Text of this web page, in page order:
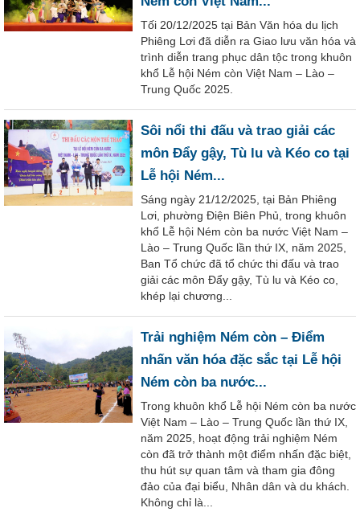
Tối 20/12/2025 tại Bản Văn hóa du lịch
Phiêng Lơi đã diễn ra Giao lưu văn hóa và
trình diễn trang phục dân tộc trong khuôn
khổ Lễ hội Ném còn Việt Nam – Lào –
Trung Quốc 2025.
Sôi nổi thi đấu và trao giải các
môn Đẩy gậy, Tù lu và Kéo co tại
Lễ hội Ném...
Sáng ngày 21/12/2025, tại Bản Phiêng
Lơi, phường Điện Biên Phủ, trong khuôn
khổ Lễ hội Ném còn ba nước Việt Nam –
Lào – Trung Quốc lần thứ IX, năm 2025,
Ban Tổ chức đã tổ chức thi đấu và trao
giải các môn Đẩy gậy, Tù lu và Kéo co,
khép lại chương...
Trải nghiệm Ném còn – Điểm
nhấn văn hóa đặc sắc tại Lễ hội
Ném còn ba nước...
Trong khuôn khổ Lễ hội Ném còn ba nước
Việt Nam – Lào – Trung Quốc lần thứ IX,
năm 2025, hoạt động trải nghiệm Ném
còn đã trở thành một điểm nhấn đặc biệt,
thu hút sự quan tâm và tham gia đông
đảo của đại biểu, Nhân dân và du khách.
Không chỉ là...